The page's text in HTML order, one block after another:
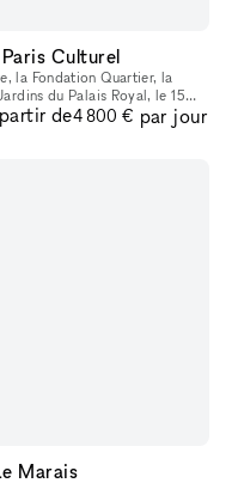
Culturel
la Fondation Quartier, la
du Palais Royal, le 15
raffiné et stratég
de4 800 € par jour
Marais